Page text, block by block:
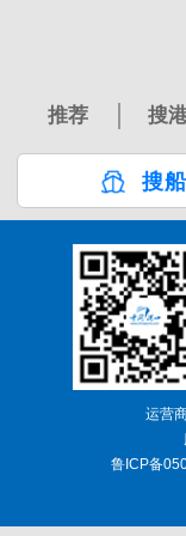
推荐 搜
搜船
运营
鲁ICP备